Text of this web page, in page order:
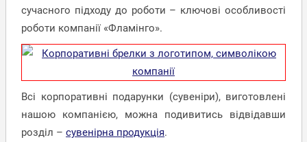
сучасного підходу до роботи – ключові особливості
роботи компанії «Фламінго».
Всі корпоративні подарунки (сувеніри), виготовлені
нашою компанією, можна подивитись відвідавши
розділ – сувенірна продукція.